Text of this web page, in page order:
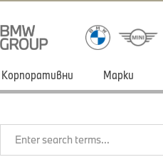
Корпоративни Марки
Enter search terms...